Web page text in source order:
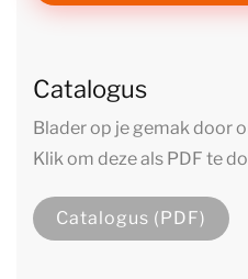
Catalogus
Blader op je gemak door
Klik om deze als PDF te
Catalogus (PDF)